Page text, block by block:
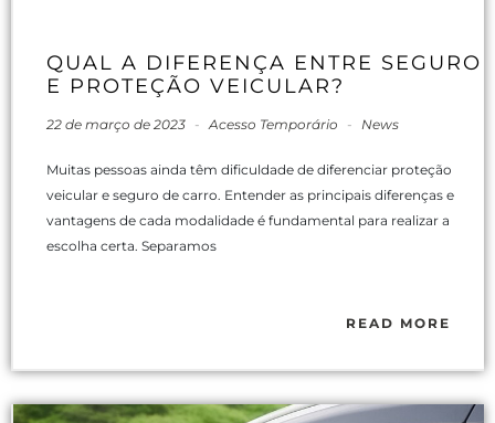
QUAL A DIFERENÇA ENTRE SEGURO
E PROTEÇÃO VEICULAR?
22 de março de 2023 - Acesso Temporário - News
Muitas pessoas ainda têm dificuldade de diferenciar proteção
veicular e seguro de carro. Entender as principais diferenças e
vantagens de cada modalidade é fundamental para realizar a
escolha certa. Separamos
READ MORE